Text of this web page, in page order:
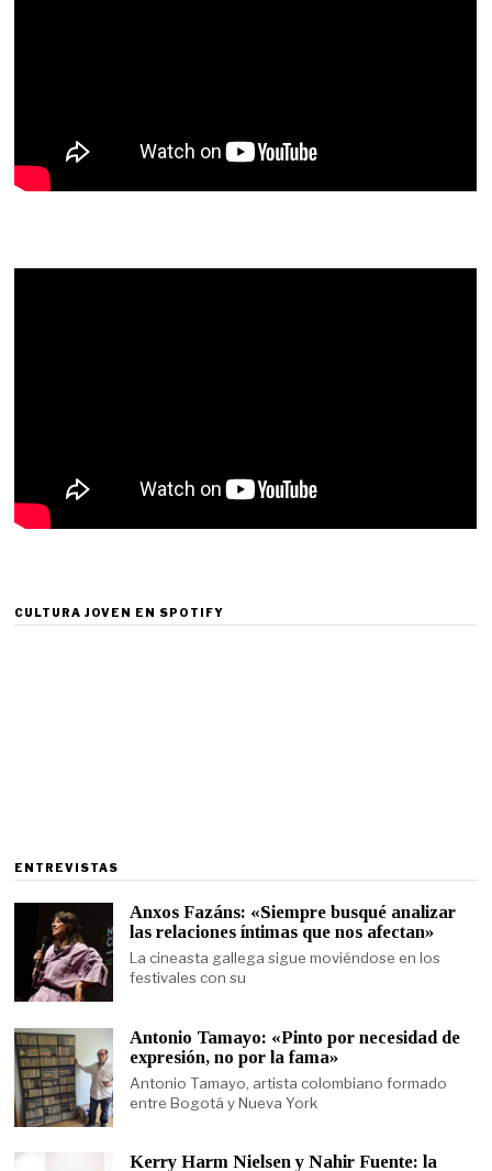
CULTURA JOVEN EN SPOTIFY
ENTREVISTAS
Anxos Fazáns: «Siempre busqué analizar
las relaciones íntimas que nos afectan»
La cineasta gallega sigue moviéndose en los
festivales con su
Antonio Tamayo: «Pinto por necesidad de
expresión, no por la fama»
Antonio Tamayo, artista colombiano formado
entre Bogotá y Nueva York
Kerry Harm Nielsen y Nahir Fuente: la